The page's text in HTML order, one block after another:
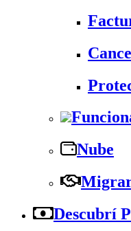
Nube
Migrar
Descubrí